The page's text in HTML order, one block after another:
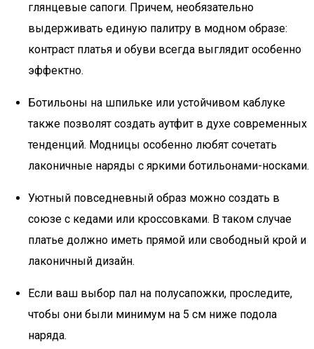
глянцевые сапоги. Причем, необязательно
выдерживать единую палитру в модном образе:
контраст платья и обуви всегда выглядит особенно
эффектно.
Ботильоны на шпильке или устойчивом каблуке
также позволят создать аутфит в духе современных
тенденций. Модницы особенно любят сочетать
лаконичные наряды с яркими ботильонами-носками.
Уютный повседневный образ можно создать в
союзе с кедами или кроссовками. В таком случае
платье должно иметь прямой или свободный крой и
лаконичный дизайн.
Если ваш выбор пал на полусапожки, проследите,
чтобы они были минимум на 5 см ниже подола
наряда.